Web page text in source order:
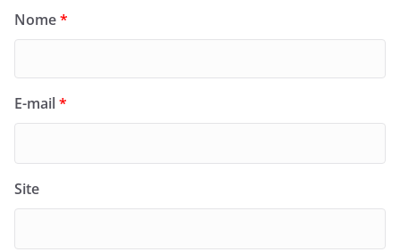
Nome*
E-mail*
Site